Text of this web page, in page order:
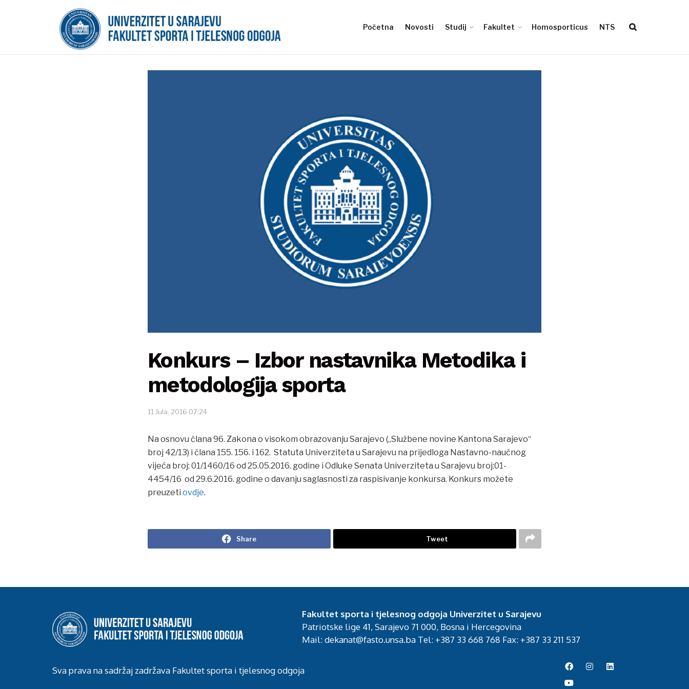
Početna Novosti Studij Fakultet Homosporticus NTS
Konkurs – Izbor nastavnika Metodika i
metodologija sporta
11 Jula, 2016 07:24
Na osnovu člana 96. Zakona o visokom obrazovanju Sarajevo („Službene novine Kantona Sarajevo“
broj 42/13) i člana 155. 156. i 162. Statuta Univerziteta u Sarajevu na prijedloga Nastavno-naučnog
vijeća broj: 01/1460/16 od 25.05.2016. godine i Odluke Senata Univerziteta u Sarajevu broj:01-
4454/16 od 29.6.2016. godine o davanju saglasnosti za raspisivanje konkursa. Konkurs možete
preuzeti ovdje.
Share Tweet
Fakultet sporta i tjelesnog odgoja Univerzitet u Sarajevu
Patriotske lige 41, Sarajevo 71 000, Bosna i Hercegovina
Mail: dekanat@fasto.unsa.ba Tel: +387 33 668 768 Fax: +387 33 211 537
Sva prava na sadržaj zadržava Fakultet sporta i tjelesnog odgoja